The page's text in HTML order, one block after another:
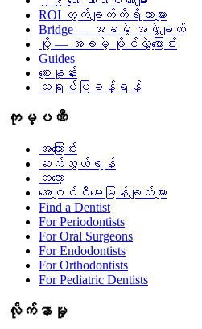
ROI တွက်ချက်ကိရိယာများ
Bridge — အခမဲ့ အဖွဲ့ချတ်
ပို့ — အခမဲ့ ဖိုင်လွှဲပြောင်း
Guides
စျေးနှုန်း
သရုပ်ပြခန့်ရန်
ကုမ္ပဏီ
အကြောင်း
ဆက်သွယ်ရန်
ဘလော့
အေဂျင်စီမေးမြန်းချက်များ
Find a Dentist
For Periodontists
For Oral Surgeons
For Endodontists
For Orthodontists
For Pediatric Dentists
လိုက်နာမှု